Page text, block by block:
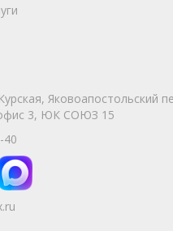
Яковоапостольский
3, ЮК СОЮЗ 15
40